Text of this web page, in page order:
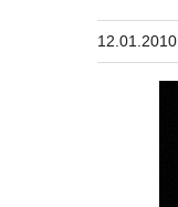
12.01.2010.